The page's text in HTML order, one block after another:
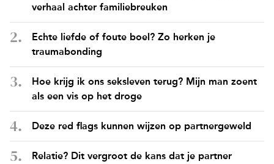
verhaal achter familiebreuken
Echte liefde of foute boel? Zo herken je
traumabonding
Hoe krijg ik ons seksleven terug? Mijn man zoent
als een vis op het droge
Deze red flags kunnen wijzen op partnergeweld
Relatie? Dit vergroot de kans dat je partner